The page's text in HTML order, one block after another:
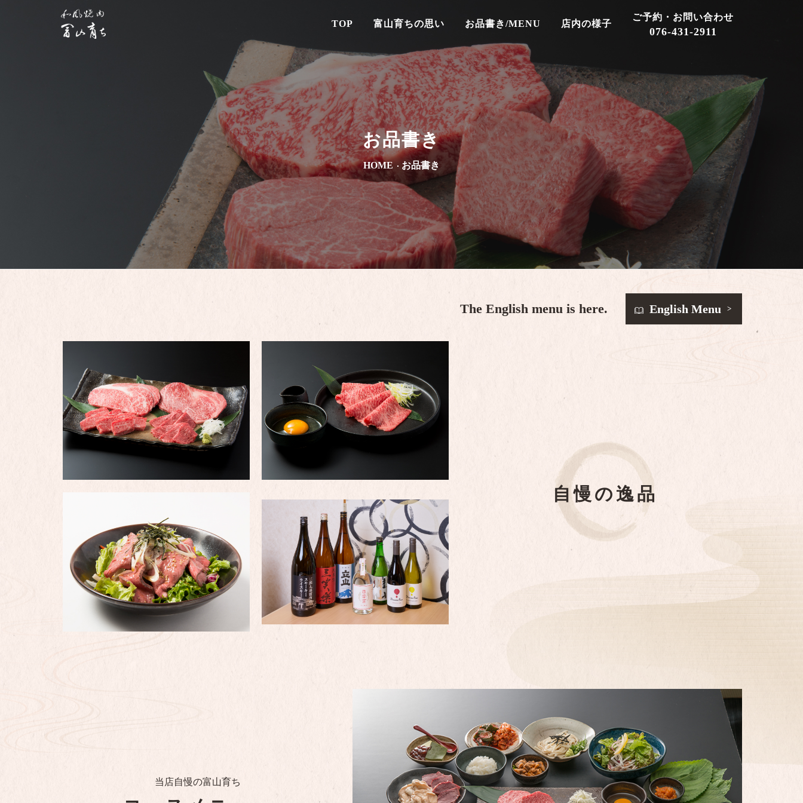
TOP 富山育ちの思い お品書き/MENU 店内の様子
ご予約・お問い合わせ
076-431-2911
お品書き
HOME お品書き
The English menu is here. English Menu
自慢の逸品
当店自慢の富山育ち